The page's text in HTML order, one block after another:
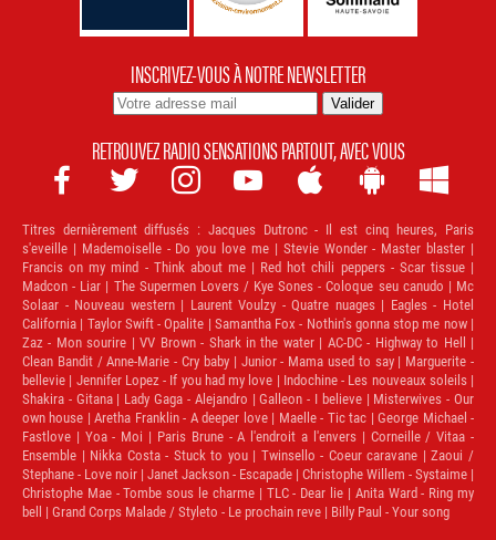
INSCRIVEZ-VOUS À NOTRE NEWSLETTER
RETROUVEZ RADIO SENSATIONS PARTOUT, AVEC VOUS
      
Titres dernièrement diffusés : Jacques Dutronc - Il est cinq heures, Paris
s'eveille | Mademoiselle - Do you love me | Stevie Wonder - Master blaster |
Francis on my mind - Think about me | Red hot chili peppers - Scar tissue |
Madcon - Liar | The Supermen Lovers / Kye Sones - Coloque seu canudo | Mc
Solaar - Nouveau western | Laurent Voulzy - Quatre nuages | Eagles - Hotel
California | Taylor Swift - Opalite | Samantha Fox - Nothin's gonna stop me now |
Zaz - Mon sourire | VV Brown - Shark in the water | AC-DC - Highway to Hell |
Clean Bandit / Anne-Marie - Cry baby | Junior - Mama used to say | Marguerite -
bellevie | Jennifer Lopez - If you had my love | Indochine - Les nouveaux soleils |
Shakira - Gitana | Lady Gaga - Alejandro | Galleon - I believe | Misterwives - Our
own house | Aretha Franklin - A deeper love | Maelle - Tic tac | George Michael -
Fastlove | Yoa - Moi | Paris Brune - A l'endroit a l'envers | Corneille / Vitaa -
Ensemble | Nikka Costa - Stuck to you | Twinsello - Coeur caravane | Zaoui /
Stephane - Love noir | Janet Jackson - Escapade | Christophe Willem - Systaime |
Christophe Mae - Tombe sous le charme | TLC - Dear lie | Anita Ward - Ring my
bell | Grand Corps Malade / Styleto - Le prochain reve | Billy Paul - Your song